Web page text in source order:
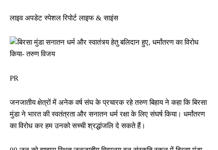
लाइव अपडेट स्पेशल रिपोर्ट लाइफ & साइंस
PR
जनजातीय क्षेत्रों में अनेक वर्ष संघ के प्रचारक रहे तरुण बिहाय ने कहा कि बिरसा
मुंडा ने भारत की स्वतंत्रता और सनातन धर्म रक्षा के लिए संघर्ष किया। धर्मांतरण
का विरोध कर हम उनको सच्ची श्रद्धांजलि दे सकते हैं।